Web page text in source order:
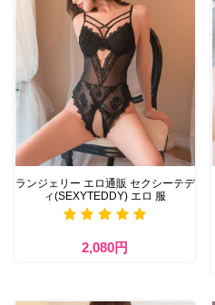
ランジェリー エロ通販 セクシーテデ
ィ(SEXYTEDDY) エロ 服
2,080円